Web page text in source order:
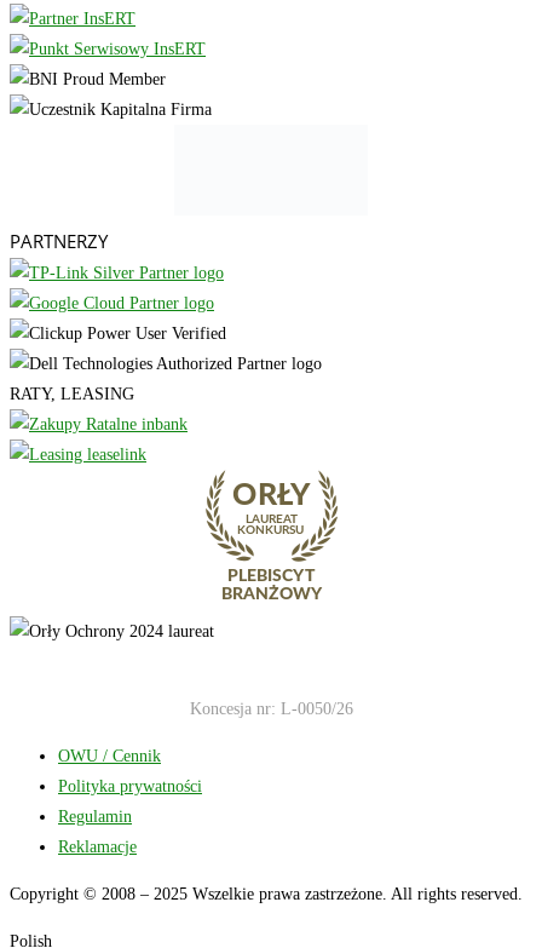
PARTNERZY
RATY, LEASING
Koncesja nr: L-0050/26
OWU / Cennik
Polityka prywatności
Regulamin
Reklamacje
Copyright © 2008 – 2025 Wszelkie prawa zastrzeżone. All rights reserved.
Polish